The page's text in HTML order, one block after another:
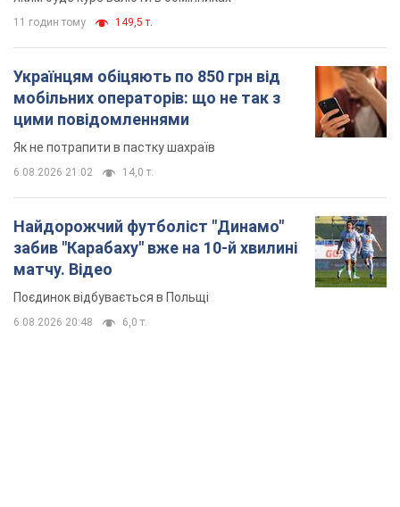
11 годин тому 149,5 т.
Українцям обіцяють по 850 грн від
мобільних операторів: що не так з
цими повідомленнями
Як не потрапити в пастку шахраїв
6.08.2026 21:02 14,0 т.
Найдорожчий футболіст "Динамо"
забив "Карабаху" вже на 10-й хвилині
матчу. Відео
Поєдинок відбувається в Польщі
6.08.2026 20:48 6,0 т.